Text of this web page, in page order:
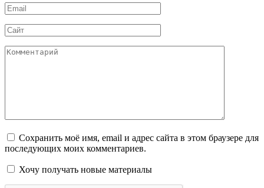
Email
*
Сайт
Комментарий
Сохранить моё имя, email и адрес сайта в этом браузере для
последующих моих комментариев.
Хочу получать новые материалы